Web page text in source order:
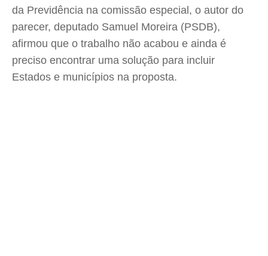
da Previdência na comissão especial, o autor do
parecer, deputado Samuel Moreira (PSDB),
afirmou que o trabalho não acabou e ainda é
preciso encontrar uma solução para incluir
Estados e municípios na proposta.